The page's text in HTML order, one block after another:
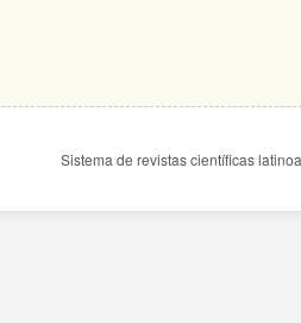
Sistema de revistas científicas